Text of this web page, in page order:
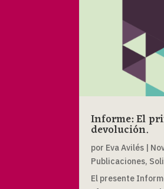
Informe: El
devolución.
por Eva Avilés |
Publicaciones,
El presente